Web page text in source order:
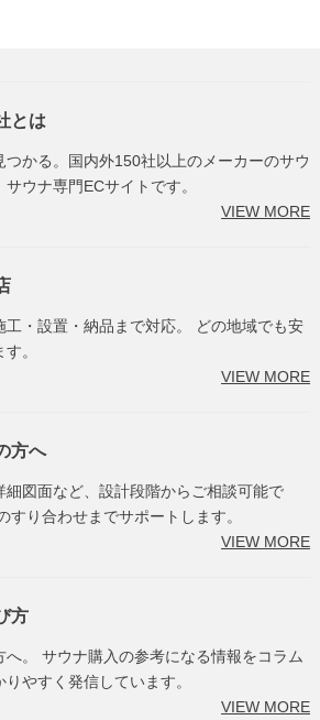
とは
かる。国内外150社以上のメーカーのサウ
ウナ専門ECサイトです。
VIEW MORE
・設置・納品まで対応。 どの地域でも安
。
VIEW MORE
方へ
図面など、設計段階からご相談可能で
すり合わせまでサポートします。
VIEW MORE
方
。 サウナ購入の参考になる情報をコラム
やすく発信しています。
VIEW MORE